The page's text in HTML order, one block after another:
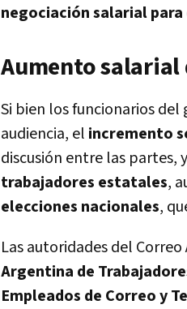
negociación salarial
Aumento
Si bien los funcionarios
audiencia, el incremento
discusión entre las partes,
trabajadores estatales,
elecciones nacionales,
Las autoridades del
Argentina de
Empleados de Correo y